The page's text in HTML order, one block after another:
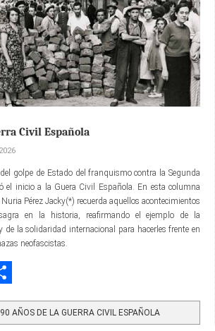
Civil Española
golpe de Estado del franquismo contra la Segunda
el inicio a la Guera Civil Española. En esta columna
Pérez Jacky(*) recuerda aquellos acontecimientos
en la historia, reafirmando el ejemplo de la
de la solidaridad internacional para hacerles frente en
neofascistas.
AÑOS DE LA GUERRA CIVIL ESPAÑOLA